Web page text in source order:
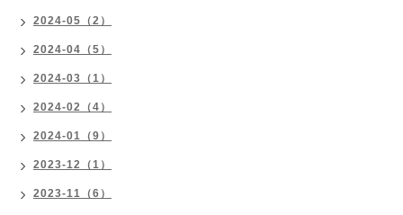
2024-05（2）
2024-04（5）
2024-03（1）
2024-02（4）
2024-01（9）
2023-12（1）
2023-11（6）